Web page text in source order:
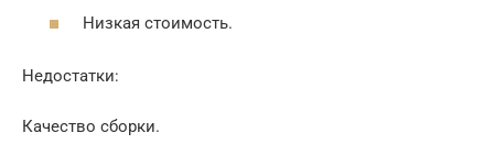
Низкая стоимость.
Недостатки:
Качество сборки.